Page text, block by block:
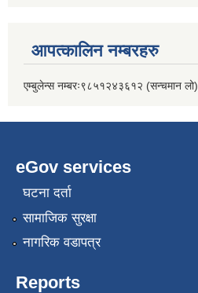
आपत्कालिन नम्बरहरु
एम्बुलेन्स नम्बरः९८५१२४३६१२ (सन्चमान लो)
eGov services
घटना दर्ता
सामाजिक सुरक्षा
नागरिक वडापत्र
Reports